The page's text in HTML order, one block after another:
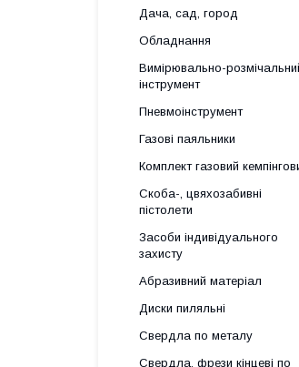
Дача, сад, город
Обладнання
Вимірювально-
інструмент
Пневмоінструмент
Газові паяльники
Комплект газовий
Скоба-, цвяхозабивні
пістолети
Засоби індивідуального
захисту
Абразивний матеріал
Диски пиляльні
Свердла по металу
Свердла, фрези кінцеві по